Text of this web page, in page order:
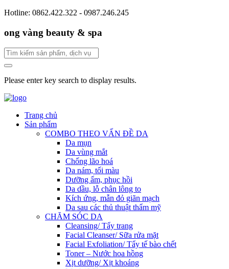
Hotline: 0862.422.322 - 0987.246.245
ong vàng beauty & spa
Please enter key search to display results.
Trang chủ
Sản phẩm
COMBO THEO VẤN ĐỀ DA
Da mụn
Da vùng mắt
Chống lão hoá
Da nám, tối màu
Dưỡng ẩm, phục hồi
Da dầu, lỗ chân lông to
Kích ứng, mẫn đỏ giãn mạch
Da sau các thủ thuật thẩm mỹ
CHĂM SÓC DA
Cleansing/ Tẩy trang
Facial Cleanser/ Sữa rửa mặt
Facial Exfoliation/ Tẩy tế bào chết
Toner – Nước hoa hồng
Xịt dưỡng/ Xịt khoáng